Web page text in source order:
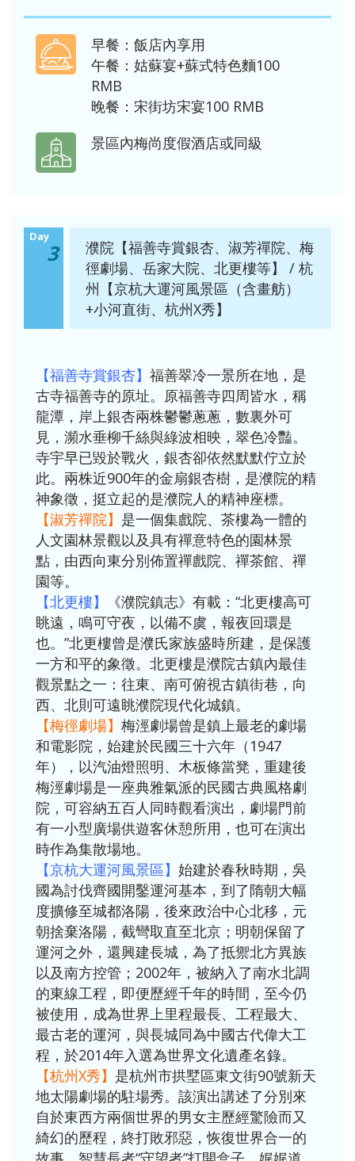
早餐：飯店內享用
午餐：姑蘇宴+蘇式特色麵100
RMB
晚餐：宋街坊宋宴100 RMB
景區內梅尚度假酒店或同級
Day
3
濮院【福善寺賞銀杏、淑芳禪院、梅
徑劇場、岳家大院、北更樓等】 / 杭
州【京杭大運河風景區（含畫舫）
+小河直街、杭州X秀】
【福善寺賞銀杏】 福善翠冷一景所在地，是
古寺福善寺的原址。原福善寺四周皆水，稱
龍潭，岸上銀杏兩株鬱鬱蔥蔥，數裏外可
見，瀕水垂柳千絲與綠波相映，翠色冷豔。
寺宇早已毀於戰火，銀杏卻依然默默佇立於
此。兩株近900年的金扇銀杏樹，是濮院的精
神象徵，挺立起的是濮院人的精神座標。
【淑芳禪院】 是一個集戲院、茶樓為一體的
人文園林景觀以及具有禪意特色的園林景
點，由西向東分別佈置禪戲院、禪茶館、禪
園等。
【北更樓】
《濮院鎮志》有載：“北更樓高可
眺遠，鳴可守夜，以備不虞，報夜回環是
也。”北更樓曾是濮氏家族盛時所建，是保護
一方和平的象徵。北更樓是濮院古鎮內最佳
觀景點之一：往東、南可俯視古鎮街巷，向
西、北則可遠眺濮院現代化城鎮。
【梅徑劇場】 梅涇劇場曾是鎮上最老的劇場
和電影院，始建於民國三十六年（1947
年），以汽油燈照明、木板條當凳，重建後
梅涇劇場是一座典雅氣派的民國古典風格劇
院，可容納五百人同時觀看演出，劇場門前
有一小型廣場供遊客休憩所用，也可在演出
時作為集散場地。
【京杭大運河風景區】 始建於春秋時期，吳
國為討伐齊國開鑿運河基本，到了隋朝大幅
度擴修至城都洛陽，後來政治中心北移，元
朝捨棄洛陽，截彎取直至北京；明朝保留了
運河之外，還興建長城，為了抵禦北方異族
以及南方控管；2002年，被納入了南水北調
的東線工程，即便歷經千年的時間，至今仍
被使用，成為世界上里程最長、工程最大、
最古老的運河，與長城同為中國古代偉大工
程，於2014年入選為世界文化遺產名錄。
【杭州X秀】 是杭州市拱墅區東文街90號新天
地太陽劇場的駐場秀。該演出講述了分別來
自於東西方兩個世界的男女主歷經驚險而又
綺幻的歷程，終打敗邪惡，恢復世界合一的